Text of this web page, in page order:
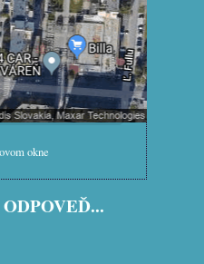
- súhlas s
okne